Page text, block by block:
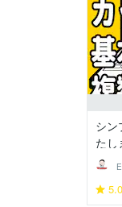
シン
たし
5.0